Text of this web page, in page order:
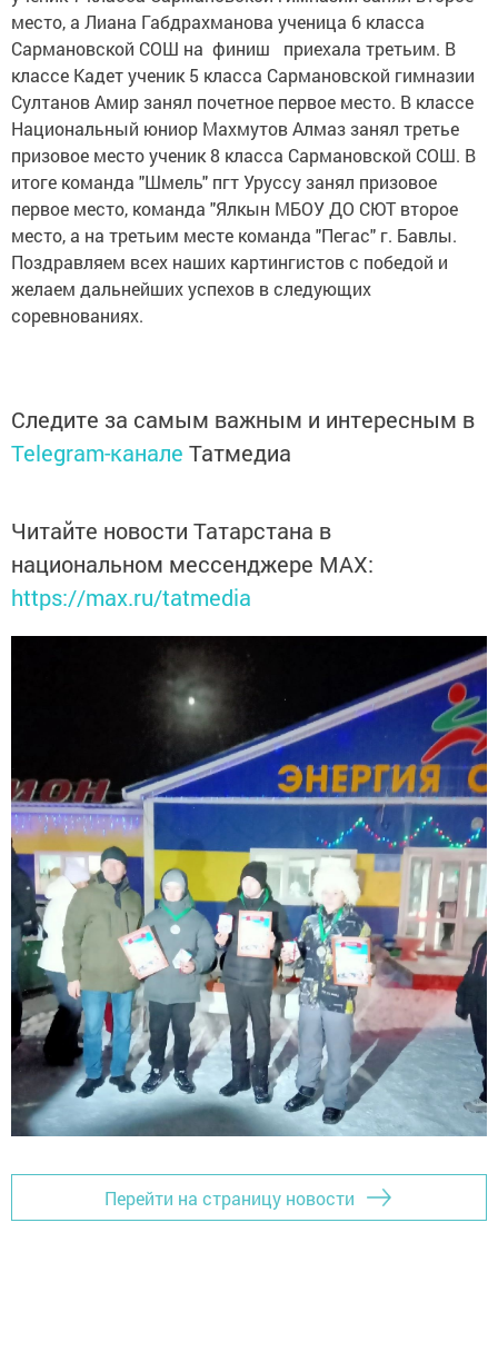
место, а Лиана Габдрахманова ученица 6 класса
Сармановской СОШ на финиш приехала третьим. В
классе Кадет ученик 5 класса Сармановской гимназии
Султанов Амир занял почетное первое место. В классе
Национальный юниор Махмутов Алмаз занял третье
призовое место ученик 8 класса Сармановской СОШ. В
итоге команда "Шмель" пгт Уруссу занял призовое
первое место, команда "Ялкын МБОУ ДО СЮТ второе
место, а на третьим месте команда "Пегас" г. Бавлы.
Поздравляем всех наших картингистов с победой и
желаем дальнейших успехов в следующих
соревнованиях.
Следите за самым важным и интересным в
Telegram-канале Татмедиа
Читайте новости Татарстана в
национальном мессенджере MАХ:
https://max.ru/tatmedia
Перейти на страницу новости